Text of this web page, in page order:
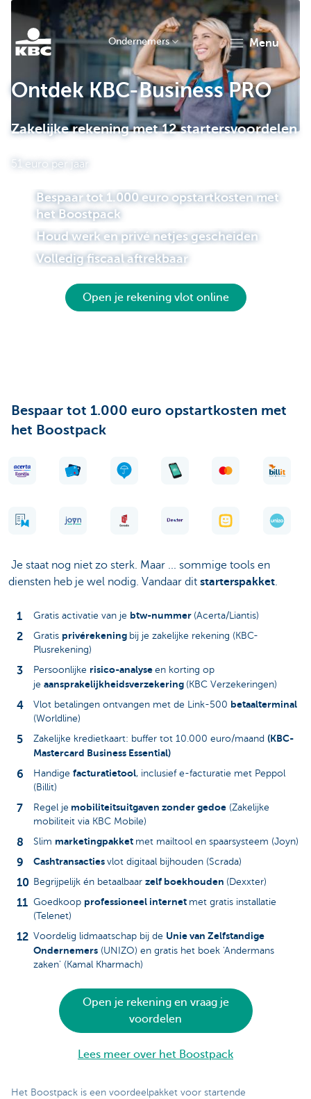
Ondernemers
Ondernemers menu
Ontdek KBC-Business PRO
Zakelijke rekening met 12 startersvoordelen
51 euro per jaar
Bespaar tot 1.000 euro opstartkosten met
het Boostpack
Houd werk en privé netjes gescheiden
Volledig fiscaal aftrekbaar
Open je rekening vlot online
Bespaar tot 1.000 euro opstartkosten met
het Boostpack
Je staat nog niet zo sterk. Maar ... sommige tools en
diensten heb je wel nodig. Vandaar dit starterspakket.
Gratis activatie van je btw-nummer (Acerta/Liantis)
Gratis privérekening bij je zakelijke rekening (KBC-
Plusrekening)
Persoonlijke risico-analyse en korting op
je aansprakelijkheidsverzekering (KBC Verzekeringen)
Vlot betalingen ontvangen met de Link-500 betaalterminal
(Worldline)
Zakelijke kredietkaart: buffer tot 10.000 euro/maand (KBC-
Mastercard Business Essential)
Handige facturatietool, inclusief e-facturatie met Peppol
(Billit)
Regel je mobiliteitsuitgaven zonder gedoe (Zakelijke
mobiliteit via KBC Mobile)
Slim marketingpakket met mailtool en spaarsysteem (Joyn)
Cashtransacties vlot digitaal bijhouden (Scrada)
Begrijpelijk én betaalbaar zelf boekhouden (Dexxter)
Goedkoop professioneel internet met gratis installatie
(Telenet)
Voordelig lidmaatschap bij de Unie van Zelfstandige
Ondernemers (UNIZO) en gratis het boek 'Andermans
zaken' (Kamal Kharmach)
Open je rekening en vraag je
voordelen
Lees meer over het Boostpack
Het Boostpack is een voordeelpakket voor startende